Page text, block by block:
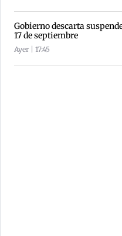
Gobierno descarta
17 de septiembre
Ayer | 17:45